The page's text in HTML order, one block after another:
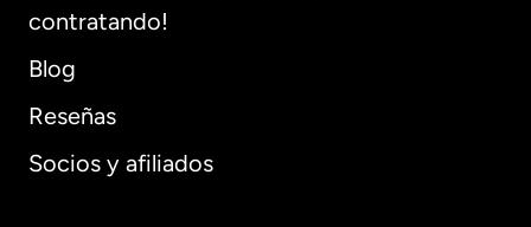
contratando!
Blog
Reseñas
Socios y afiliados